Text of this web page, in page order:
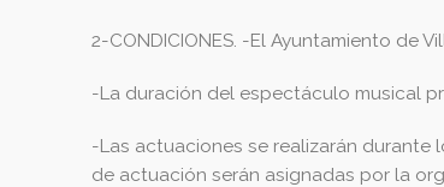
2-CONDICIONES. -El Ayuntamiento de
-La duración del espectáculo musical
-Las actuaciones se realizarán durante
de actuación serán asignadas por la